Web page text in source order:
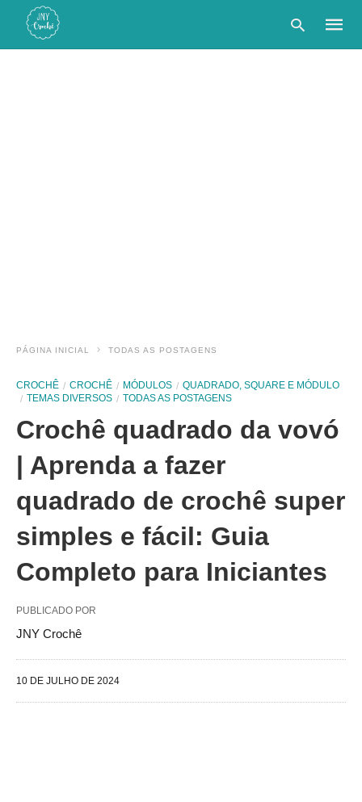
PÁGINA INICIAL TODAS AS POSTAGENS
CROCHÊ CROCHÊ MÓDULOS
QUADRADO, SQUARE E MÓDULO
TEMAS DIVERSOS
TODAS AS POSTAGENS
Crochê quadrado da vovó
| Aprenda a fazer
quadrado de crochê super
simples e fácil: Guia
Completo para Iniciantes
PUBLICADO POR
JNY Crochê
10 DE JULHO DE 2024